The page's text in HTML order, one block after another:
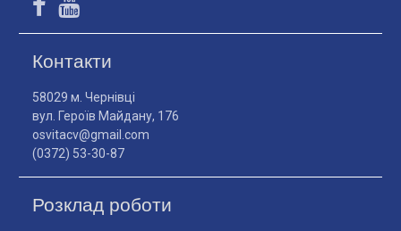
Контакти
58029 м. Чернівці
вул. Героїв Майдану, 176
osvitacv@gmail.com
(0372) 53-30-87
Розклад роботи